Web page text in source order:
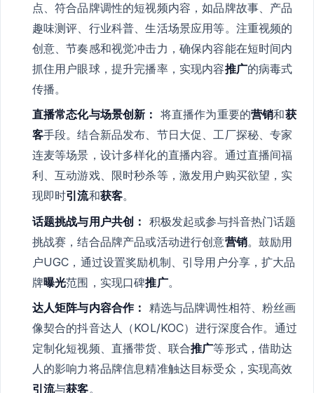
点、符合品牌调性的短视频内容，如品牌故事、产品
趣味测评、行业科普、生活场景应用等。注重视频的
创意、节奏感和视觉冲击力，确保内容能在短时间内
抓住用户眼球，提升完播率，实现内容推广的病毒式
传播。
直播常态化与场景创新： 将直播作为重要的营销和获
客手段。结合新品发布、节日大促、工厂探秘、专家
连麦等场景，设计多样化的直播内容。通过直播间福
利、互动游戏、限时秒杀等，激发用户购买欲望，实
现即时引流和获客。
话题挑战与用户共创： 积极发起或参与抖音热门话题
挑战赛，结合品牌产品或活动进行创意营销。鼓励用
户UGC，通过设置奖励机制、引导用户分享，扩大品
牌曝光范围，实现口碑推广。
达人矩阵与内容合作： 精选与品牌调性相符、粉丝画
像契合的抖音达人（KOL/KOC）进行深度合作。通过
定制化短视频、直播带货、联合推广等形式，借助达
人的影响力将品牌信息精准触达目标受众，实现高效
引流与获客。